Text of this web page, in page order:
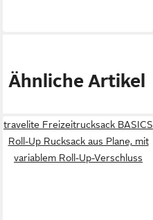
Ähnliche Artikel
travelite Freizeitrucksack BASICS
Roll-Up Rucksack aus Plane, mit
variablem Roll-Up-Verschluss